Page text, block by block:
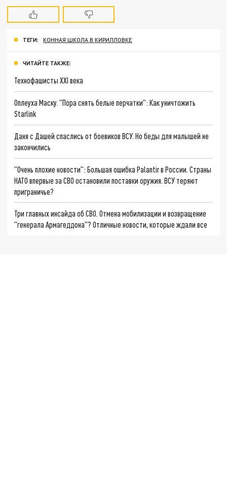
ТЕГИ: КОННАЯ ШКОЛА В КИРИЛЛОВКЕ
ЧИТАЙТЕ ТАКЖЕ:
Технофашисты XXI века
Оплеуха Маску. "Пора снять белые перчатки": Как уничтожить
Starlink
Даня с Дашей спаслись от боевиков ВСУ. Но беды для малышей не
закончились
"Очень плохие новости": Большая ошибка Palantir в России. Страны
НАТО впервые за СВО остановили поставки оружия. ВСУ теряют
приграничье?
Три главных инсайда об СВО. Отмена мобилизации и возвращение
"генерала Армагеддона"? Отличные новости, которые ждали все